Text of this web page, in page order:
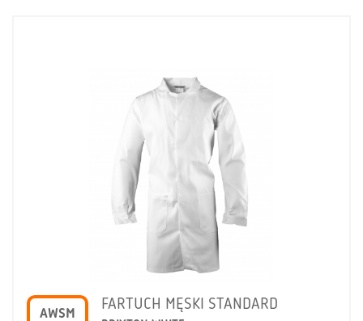
AWSM
FARTUCH MĘSKI STANDARD